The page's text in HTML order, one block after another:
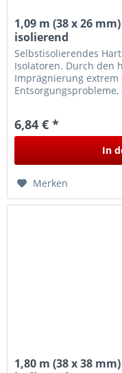
1,09 m (38 x 26
isolierend
Selbstisolierendes
Isolatoren. Durch den
Imprägnierung extrem
6,84 € *
In
Merken
1,80 m (38 x 38